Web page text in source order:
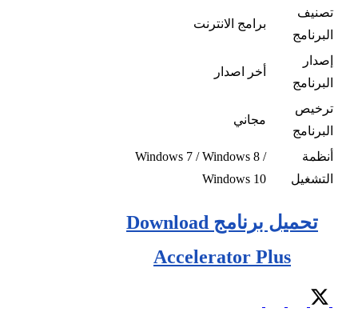
تصنيف
البرنامج
برامج الانترنت
إصدار
البرنامج
أخر اصدار
ترخيص
البرنامج
مجاني
أنظمة
التشغيل
Windows 7 / Windows 8 /
Windows 10
تحميل برنامج Download
Accelerator Plus